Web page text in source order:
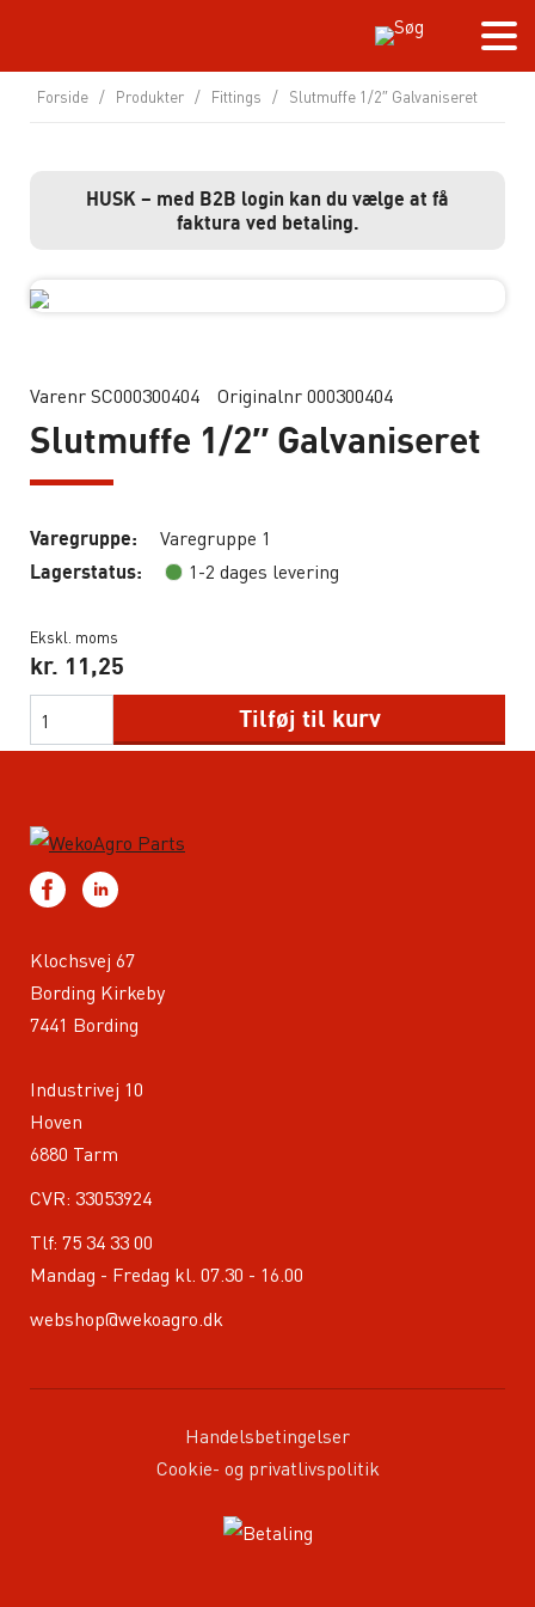
Forside / Produkter / Fittings / Slutmuffe 1/2″ Galvaniseret
HUSK – med B2B login kan du vælge at få
faktura ved betaling.
Varenr SC000300404 Originalnr 000300404
Slutmuffe 1/2″ Galvaniseret
Varegruppe: Varegruppe 1
Lagerstatus: 1-2 dages levering
Ekskl. moms
kr. 11,25
Tilføj til kurv
Klochsvej 67
Bording Kirkeby
7441 Bording
Industrivej 10
Hoven
6880 Tarm
CVR: 33053924
Tlf: 75 34 33 00
Mandag - Fredag kl. 07.30 - 16.00
webshop@wekoagro.dk
Handelsbetingelser
Cookie- og privatlivspolitik